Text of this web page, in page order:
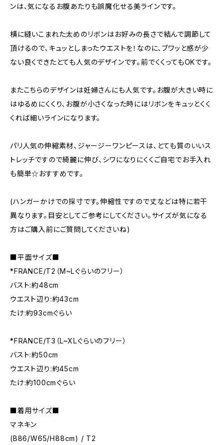
ンは、気になるお腹あたりも誤魔化せる美ラインです。
横に縫いこまれた太めのリボンはお好みの長さで結んで調節して
頂けるので、キュッとしまったウエストを！なのに、ブワッと感が少
ない良くできたとても人気のデザインです。前でくくってもOKです。
またこちらのデザインは妊婦さんにも人気です。お腹が大きい時に
はゆるめにくくり、お腹が小さくなった時にはリボンをキュッとくく
くれば細いラインになります。
パリ人気の伸縮素材、ジャージーワンピースは、とても質のいいス
トレッチですので綺麗に伸び、シワになりにくくご自宅でお手入れ
も簡単☆おすすめです。
(ハンガーかけでの採寸です。伸縮性ですので丈などは特に若干
異なります。目安としてご参考にしてください。サイズが気になる
方はご購入前にご質問してくださいね)
■平面サイズ■
*FRANCE/T2（M~Lぐらいのフリー）
バスト:約48cm
ウエスト辺り:約43cm
たけ:約93cmぐらい
*FRANCE/T3（L~XLぐらいのフリー）
バスト:約50cm
ウエスト辺り:約45cm
たけ:約100cmぐらい
■着用サイズ■
マネキン
(B86/W65/H88cm) / T2